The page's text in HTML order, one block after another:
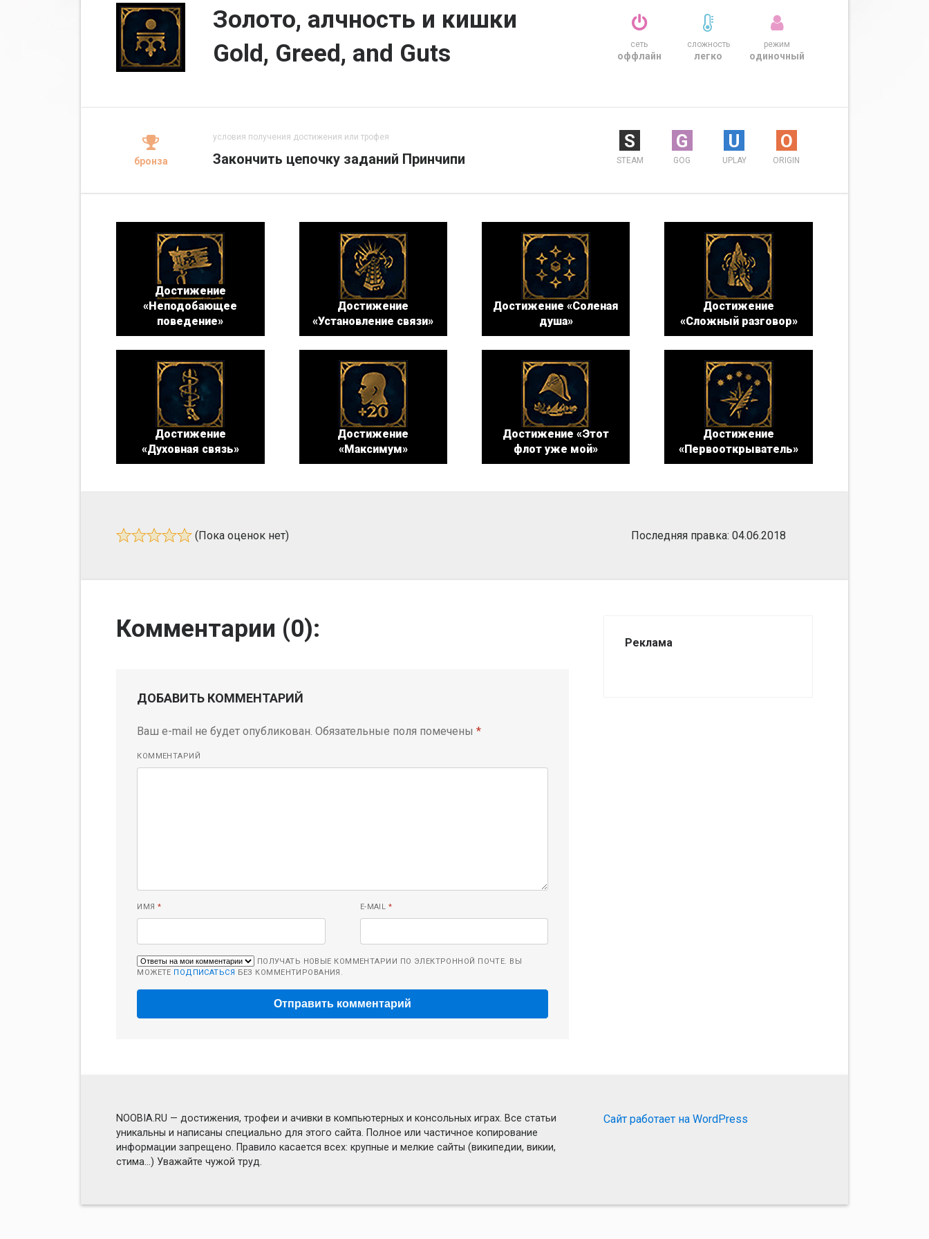
Золото, алчность и кишки
Gold, Greed, and Guts
сеть
оффлайн
сложность
легко
режим
одиночный
бронза
условия получения достижения или трофея
Закончить цепочку заданий Принчипи
S
STEAM
G
GOG
U
UPLAY
O
ORIGIN
Достижение
«Неподобающее
поведение»
Достижение
«Установление связи»
Достижение «Соленая
душа»
Достижение
«Сложный разговор»
Достижение
«Духовная связь»
Достижение
«Максимум»
Достижение «Этот
флот уже мой»
Достижение
«Первооткрыватель»
(Пока оценок нет) Последняя правка: 04.06.2018
Комментарии (0):
ДОБАВИТЬ КОММЕНТАРИЙ
Ваш e-mail не будет опубликован. Обязательные поля помечены*
КОММЕНТАРИЙ
ИМЯ * E-MAIL *
ПОЛУЧАТЬ НОВЫЕ КОММЕНТАРИИ ПО ЭЛЕКТРОННОЙ ПОЧТЕ. ВЫ
МОЖЕТЕ ПОДПИСАТЬСЯ БЕЗ КОММЕНТИРОВАНИЯ.
Реклама
NOOBIA.RU — достижения, трофеи и ачивки в компьютерных и консольных играх. Все статьи
уникальны и написаны специально для этого сайта. Полное или частичное копирование
информации запрещено. Правило касается всех: крупные и мелкие сайты (википедии, викии,
стима...) Уважайте чужой труд.
Сайт работает на WordPress